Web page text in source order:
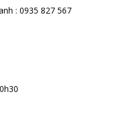
: 0935 827 567